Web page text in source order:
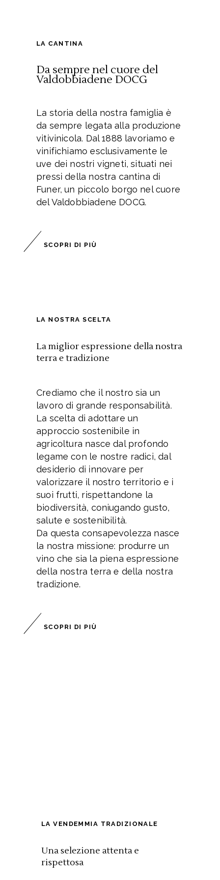
LA CANTINA
Da sempre nel cuore del
Valdobbiadene DOCG
La storia della nostra famiglia è
da sempre legata alla produzione
vitivinicola. Dal 1888 lavoriamo e
vinifichiamo esclusivamente le
uve dei nostri vigneti, situati nei
pressi della nostra cantina di
Funer, un piccolo borgo nel cuore
del Valdobbiadene DOCG.
SCOPRI DI PIÙ
LA NOSTRA SCELTA
La miglior espressione dellanostra
terra e tradizione
Crediamo che il nostro sia un
lavoro di grande responsabilità.
La scelta di adottare un
approccio sostenibile in
agricoltura nasce dal profondo
legame con le nostre radici, dal
desiderio di innovare per
valorizzare il nostro territorio e i
suoi frutti, rispettandone la
biodiversità, coniugando gusto,
salute e sostenibilità.
Da questa consapevolezza nasce
la nostra missione: produrre un
vino che sia la piena espressione
della nostra terra e della nostra
tradizione.
SCOPRI DI PIÙ
LA VENDEMMIA TRADIZIONALE
Una selezione attenta e
rispettosa